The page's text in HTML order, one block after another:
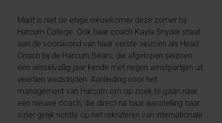
Marit is niet de enige nieuwkomer deze zomer bij
Harcum College. Ook haar coach Kayla Snyder staat
aan de vooravond van haar eerste seizoen als Head
Coach bij de Harcum Bears, die afgelopen seizoen
een wisselvallig jaar kende met negen winstpartijen uit
veertien wedstrijden. Aanleiding voor het
management van Harcum om op zoek te gaan naar
een nieuwe coach, die direct na haar aanstelling haar
vizier gelijk richtte op het rekruteren van internationale